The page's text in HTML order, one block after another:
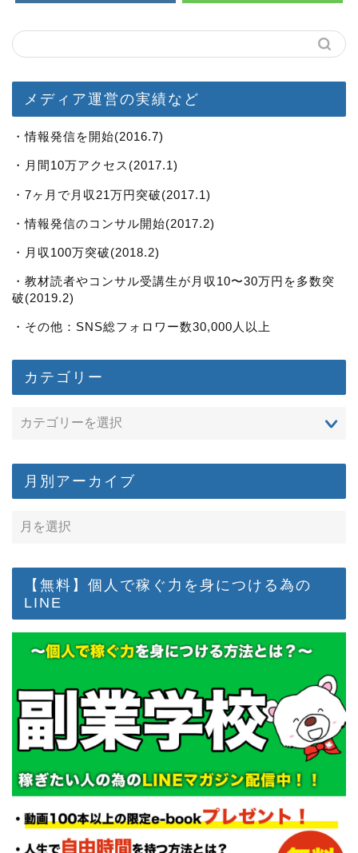
メディア運営の実績など
・情報発信を開始(2016.7)
・月間10万アクセス(2017.1)
・7ヶ月で月収21万円突破(2017.1)
・情報発信のコンサル開始(2017.2)
・月収100万突破(2018.2)
・教材読者やコンサル受講生が月収10〜30万円を多数突
破(2019.2)
・その他：SNS総フォロワー数30,000人以上
カテゴリー
月別アーカイブ
【無料】個人で稼ぐ力を身につける為の
LINE